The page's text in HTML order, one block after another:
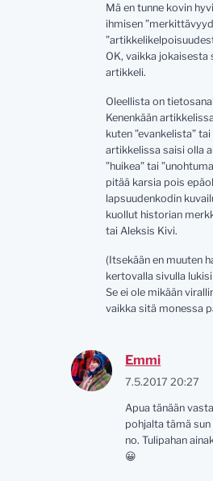
Mä en tunne kovin
ihmisen
OK, vaikka jokaisesta
artikkeli.
Oleellista on
Kenenkään
kuten ”evankelista”
artikkelissa saisi olla
”huikea” tai
pitää karsia pois
lapsuudenkodin
kuollut historian
tai Aleksis Kivi.
(Itsekään en muuten
kertovalla sivulla
Se ei ole mikään
vaikka sitä monessa
Emmi
7.5.2017 20:27
Apua tänään
pohjalta tämä
no. Tulipahan
😀